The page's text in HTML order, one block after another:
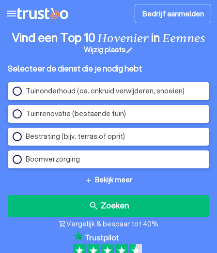
menu Bedrijf aanmelden
Vind een Top 10HovenierinEemnes
Wijzig plaatsedit
Selecteer de dienst die je nodig hebt
Tuinonderhoud (oa. onkruid verwijderen, snoeien)
Tuinrenovatie (bestaande tuin)
Bestrating (bijv. terras of oprit)
Boomverzorging
add Bekijk meer
search Zoeken
shopping_cartVergelijk & bespaar tot 40%